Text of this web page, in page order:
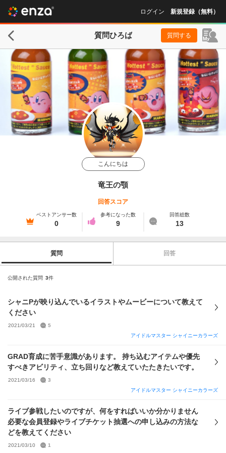
ログイン 新規登録（無料）
質問ひろば 質問する
こんにちは
竜王の顎
回答スコア
ベストアンサー数
0
参考になった数
9
回答総数
13
質問 回答
公開された質問 3件
シャニPが映り込んでいるイラストやムービーについて教えて
ください
2021/03/21
5
アイドルマスター シャイニーカラーズ
GRAD育成に苦手意識があります。 持ち込むアイテムや優先
すべきアビリティ、立ち回りなど教えていたたきたいです。
2021/03/16
3
アイドルマスター シャイニーカラーズ
ライブ参戦したいのですが、何をすればいいか分かりません
必要な会員登録やライブチケット抽選への申し込みの方法な
どを教えてください
2021/03/10
1